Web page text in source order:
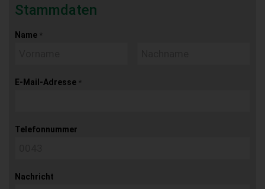
Stammdaten
Name *
E-Mail-Adresse *
Telefonnummer
Nachricht